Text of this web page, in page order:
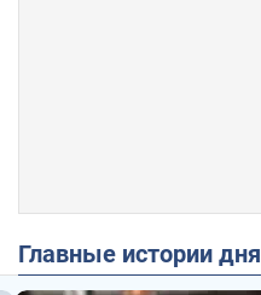
Главные истории дня